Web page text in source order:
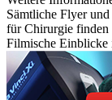
Sämtliche Flyer
für Chirurgie finden
Filmische Einblicke